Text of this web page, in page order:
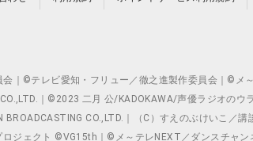
©テレビ愛知・フリュー／徹之進製作委員会｜©メ
｜©2023 二月 公/KADOKAWA/声優ラジオの
CO.,LTD.｜（C）すえのぶけいこ／講
ロジェクト ©VG15th｜©メ～テレNEXT／ダンスチャン